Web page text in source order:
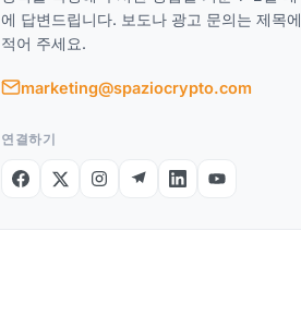
에 답변드립니다. 보도나 광고 문의는 제목에
적어 주세요.
marketing@spaziocrypto.com
연결하기